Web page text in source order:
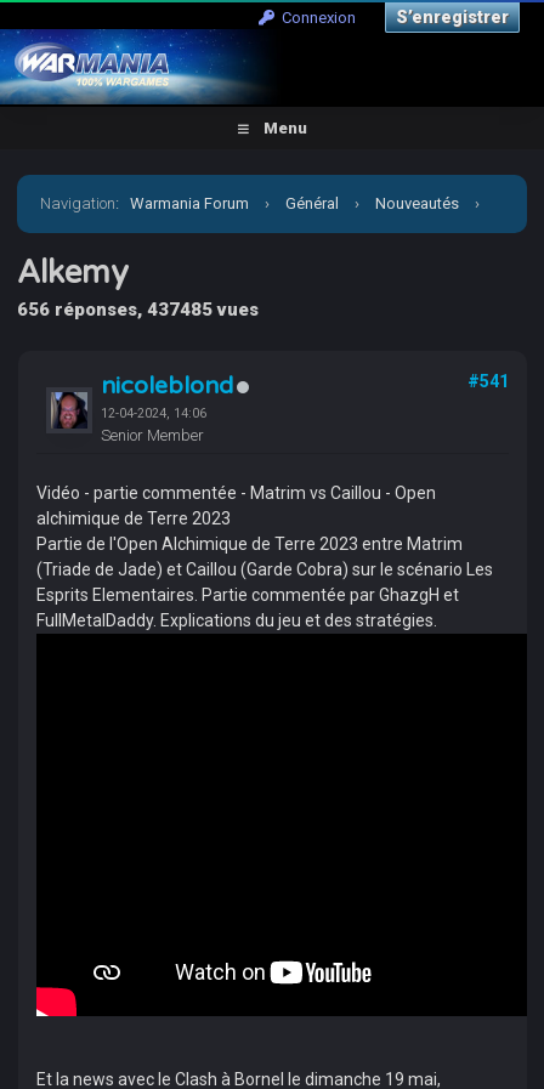
Connexion S’enregistrer
Menu
Navigation:Warmania Forum › Général › Nouveautés ›
Alkemy
Alkemy
656 réponses, 437485 vues
nicoleblond
12-04-2024, 14:06
Senior Member
#541
Vidéo - partie commentée - Matrim vs Caillou - Open
alchimique de Terre 2023
Partie de l'Open Alchimique de Terre 2023 entre Matrim
(Triade de Jade) et Caillou (Garde Cobra) sur le scénario Les
Esprits Elementaires. Partie commentée par GhazgH et
FullMetalDaddy. Explications du jeu et des stratégies.
Et la news avec le Clash à Bornel le dimanche 19 mai,